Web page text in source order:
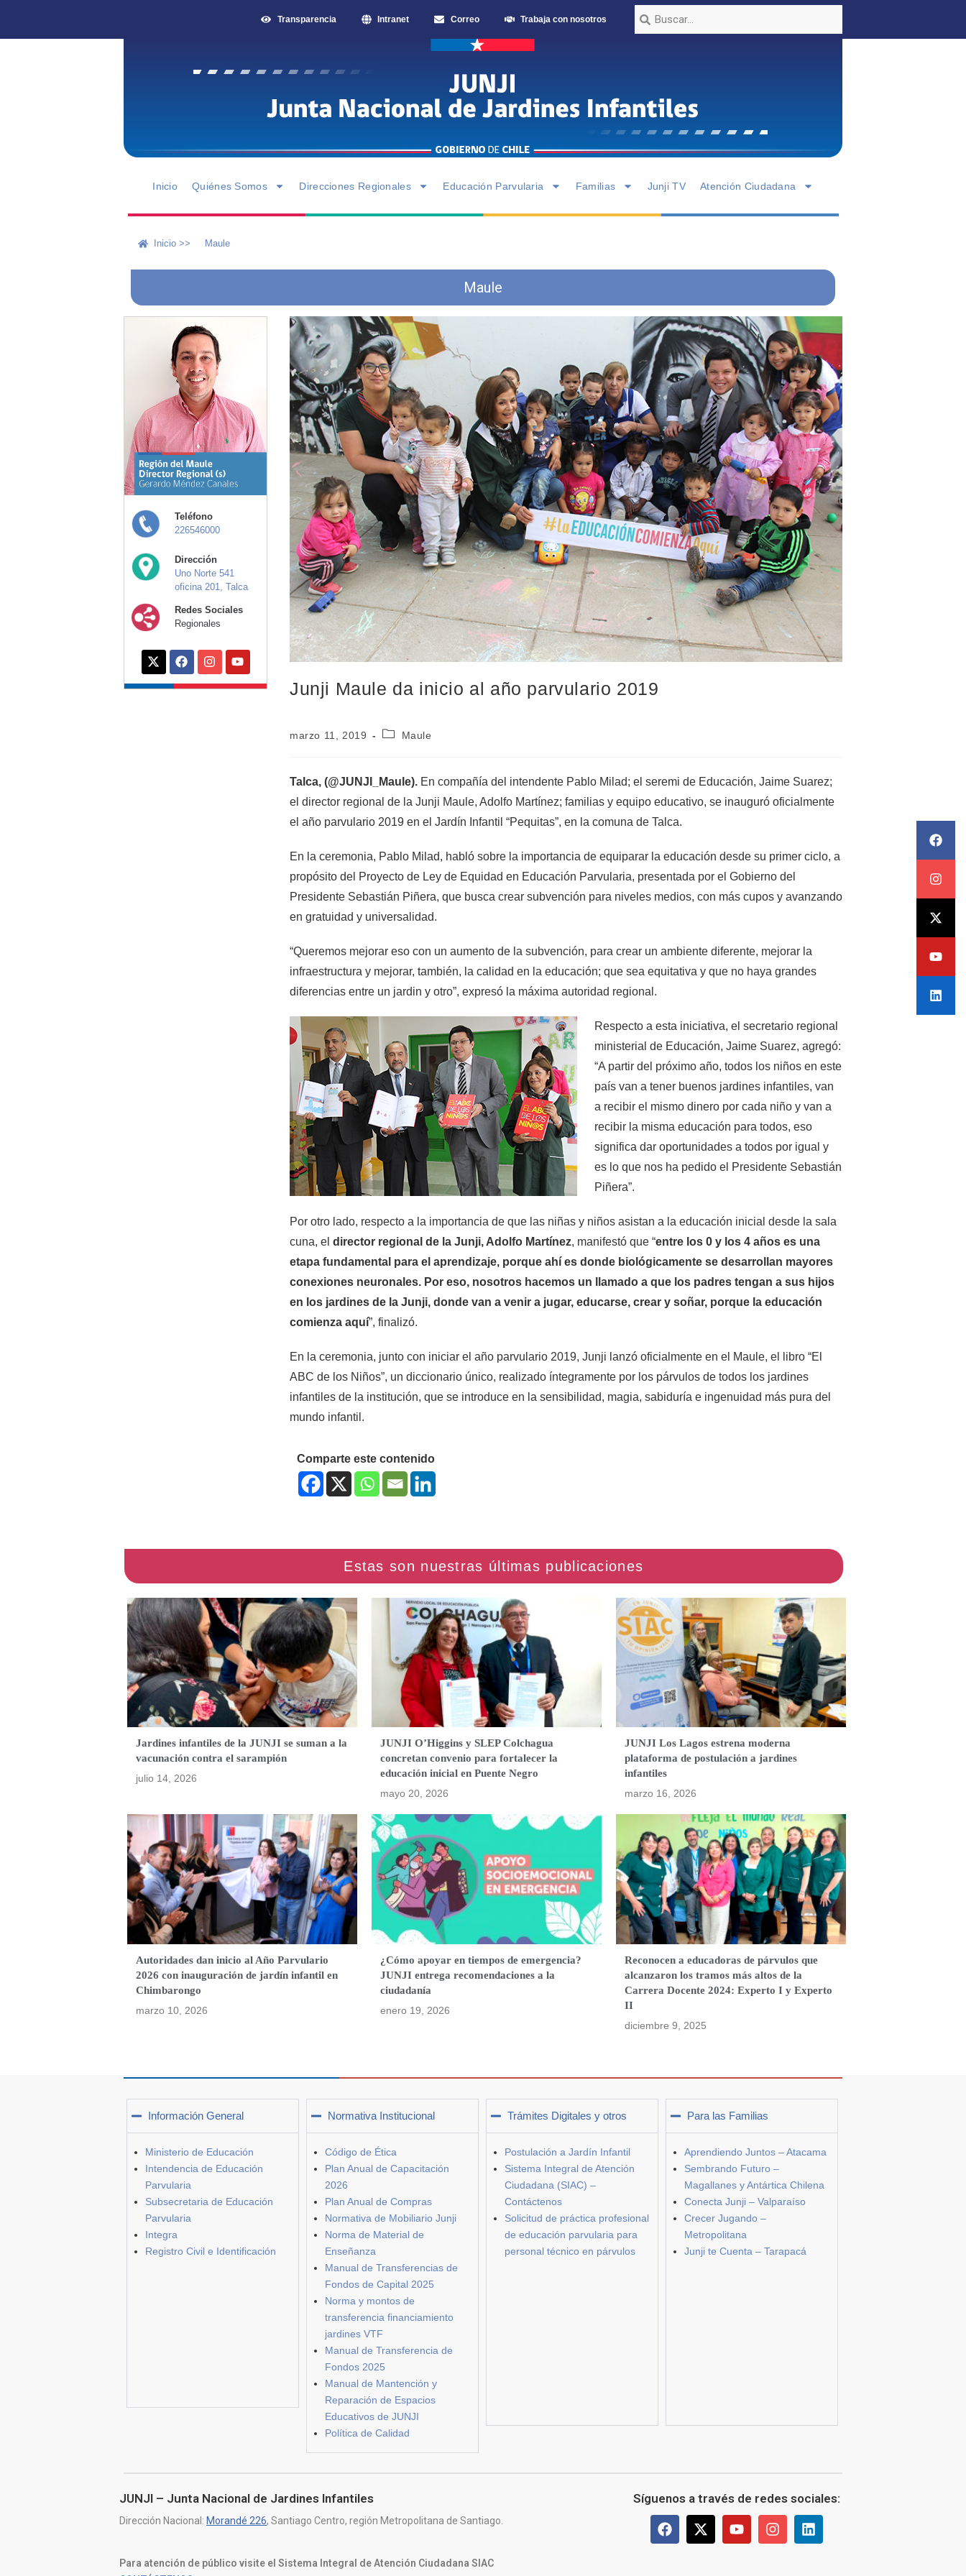
Transparencia Intranet Correo Trabaja con nosotros
Inicio Quiénes Somos Direcciones Regionales Educación Parvularia Familias Junji TV Atención Ciudadana
Inicio >> Maule
Maule
Teléfono
226546000
Dirección
Uno Norte 541
oficina 201, Talca
Redes Sociales
Regionales
Junji Maule da inicio al año parvulario 2019
marzo 11, 2019 Maule
Talca, (@JUNJI_Maule). En compañía del intendente Pablo Milad; el seremi de Educación, Jaime Suarez;
el director regional de la Junji Maule, Adolfo Martínez; familias y equipo educativo, se inauguró oficialmente
el año parvulario 2019 en el Jardín Infantil “Pequitas”, en la comuna de Talca.
En la ceremonia, Pablo Milad, habló sobre la importancia de equiparar la educación desde su primer ciclo, a
propósito del Proyecto de Ley de Equidad en Educación Parvularia, presentada por el Gobierno del
Presidente Sebastián Piñera, que busca crear subvención para niveles medios, con más cupos y avanzando
en gratuidad y universalidad.
“Queremos mejorar eso con un aumento de la subvención, para crear un ambiente diferente, mejorar la
infraestructura y mejorar, también, la calidad en la educación; que sea equitativa y que no haya grandes
diferencias entre un jardin y otro”, expresó la máxima autoridad regional.
Respecto a esta iniciativa, el secretario regional
ministerial de Educación, Jaime Suarez, agregó:
“A partir del próximo año, todos los niños en este
país van a tener buenos jardines infantiles, van
a recibir el mismo dinero por cada niño y van a
recibir la misma educación para todos, eso
significa dar oportunidades a todos por igual y
es lo que nos ha pedido el Presidente Sebastián
Piñera”.
Por otro lado, respecto a la importancia de que las niñas y niños asistan a la educación inicial desde la sala
cuna, el director regional de la Junji, Adolfo Martínez, manifestó que “entre los 0 y los 4 años es una
etapa fundamental para el aprendizaje, porque ahí es donde biológicamente se desarrollan mayores
conexiones neuronales. Por eso, nosotros hacemos un llamado a que los padres tengan a sus hijos
en los jardines de la Junji, donde van a venir a jugar, educarse, crear y soñar, porque la educación
comienza aquí”, finalizó.
En la ceremonia, junto con iniciar el año parvulario 2019, Junji lanzó oficialmente en el Maule, el libro “El
ABC de los Niños”, un diccionario único, realizado íntegramente por los párvulos de todos los jardines
infantiles de la institución, que se introduce en la sensibilidad, magia, sabiduría e ingenuidad más pura del
mundo infantil.
Comparte este contenido
Jardines infantiles de la JUNJI se suman a la
vacunación contra el sarampión
julio 14, 2026
JUNJI O’Higgins y SLEP Colchagua
concretan convenio para fortalecer la
educación inicial en Puente Negro
mayo 20, 2026
JUNJI Los Lagos estrena moderna
plataforma de postulación a jardines
infantiles
marzo 16, 2026
Autoridades dan inicio al Año Parvulario
2026 con inauguración de jardín infantil en
Chimbarongo
marzo 10, 2026
¿Cómo apoyar en tiempos de emergencia?
JUNJI entrega recomendaciones a la
ciudadanía
enero 19, 2026
Reconocen a educadoras de párvulos que
alcanzaron los tramos más altos de la
Carrera Docente 2024: Experto I y Experto
II
diciembre 9, 2025
Información General
Ministerio de Educación
Intendencia de Educación
Parvularia
Subsecretaria de Educación
Parvularia
Integra
Registro Civil e Identificación
Normativa Institucional
Código de Ética
Plan Anual de Capacitación
2026
Plan Anual de Compras
Normativa de Mobiliario Junji
Norma de Material de
Enseñanza
Manual de Transferencias de
Fondos de Capital 2025
Norma y montos de
transferencia financiamiento
jardines VTF
Manual de Transferencia de
Fondos 2025
Manual de Mantención y
Reparación de Espacios
Educativos de JUNJI
Política de Calidad
Trámites Digitales y otros
Postulación a Jardín Infantil
Sistema Integral de Atención
Ciudadana (SIAC) –
Contáctenos
Solicitud de práctica profesional
de educación parvularia para
personal técnico en párvulos
Para las Familias
Aprendiendo Juntos – Atacama
Sembrando Futuro –
Magallanes y Antártica Chilena
Conecta Junji – Valparaíso
Crecer Jugando –
Metropolitana
Junji te Cuenta – Tarapacá
JUNJI – Junta Nacional de Jardines Infantiles
Dirección Nacional: Morandé 226, Santiago Centro, región Metropolitana de Santiago.
Para atención de público visite el Sistema Integral de Atención Ciudadana SIAC
Síguenos a través de redes sociales: